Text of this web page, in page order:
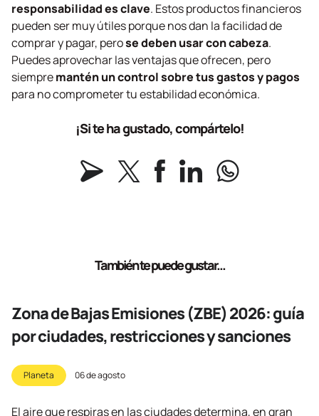
responsabilidad es clave. Estos productos financieros
pueden ser muy útiles porque nos dan la facilidad de
comprar y pagar, perose deben usar con cabeza.
Puedes aprovechar las ventajas que ofrecen, pero
siempremantén un control sobre tus gastos y pagos
para no comprometer tu estabilidad económica.
¡Si te ha gustado, compártelo!
También te puede gustar...
Zona de Bajas Emisiones (ZBE) 2026: guía
por ciudades, restricciones y sanciones
Planeta 06 de agosto
El aire que respiras en las ciudades determina, en gran